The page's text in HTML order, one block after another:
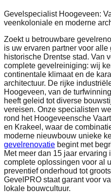
Gevelspecialist Hoogeveen:
veenkoloniale en moderne
Zoekt u betrouwbare
is uw ervaren partner voor
historische Drentse stad. Van
complete gevelreiniging: wij
continentale klimaat en de
architectuur. De rijke
Hoogeveen, van de
heeft geleid tot diverse
vereisen. Onze specialisten
rond het Hoogeveensche
en Krakeel, waar de
moderne nieuwbouw unieke
gevelrenovatie begint met
Met meer dan 15 jaar
complete oplossingen voor al
preventief onderhoud tot
GevelPRO staat garant voor
lokale bouwcultuur.